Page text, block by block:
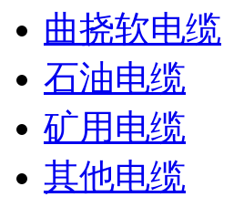
曲挠软电缆
石油电缆
矿用电缆
其他电缆